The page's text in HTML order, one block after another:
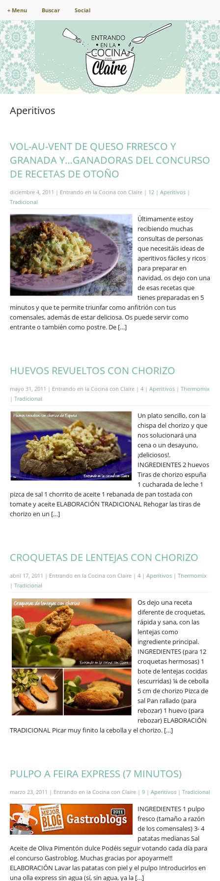
+ Menu Buscar Social
Aperitivos
VOL-AU-VENT DE QUESO FRRESCO Y
GRANADA Y…GANADORAS DEL CONCURSO
DE RECETAS DE OTOÑO
diciembre 4, 2011 | Entrando en la Cocina con Claire | 12 | Aperitivos |
Tradicional
Últimamente estoy
recibiendo muchas
consultas de personas
que necesitáis ideas de
aperitivos fáciles y ricos
para preparar en
navidad, os dejo con una
de esas recetas que
tienes preparadas en 5
minutos y que te permite triunfar como anfitrión con tus
comensales, además de estar deliciosa. Os puede servir como
entrante o también como postre. De […]
HUEVOS REVUELTOS CON CHORIZO
mayo 31, 2011 | Entrando en la Cocina con Claire | 4 | Aperitivos | Thermomix
| Tradicional
Un plato sencillo, con la
chispa del chorizo y que
nos solucionará una
cena o un desayuno,
¡deliciosos!.
INGREDIENTES 2 huevos
Tiras de chorizo espuña
1 cucharada de leche 1
pizca de sal 1 chorrito de aceite 1 rebanada de pan tostada con
tomate y aceite ELABORACIÓN TRADICIONAL Rehogar las tiras de
chorizo en un […]
CROQUETAS DE LENTEJAS CON CHORIZO
abril 17, 2011 | Entrando en la Cocina con Claire | 4 | Aperitivos | Thermomix
| Tradicional
Os dejo una receta
diferente de croquetas,
rápida y sana, con las
lentejas como
ingrediente principal.
INGREDIENTES (para 12
croquetas hermosas) 1
bote de lentejas cocidas
(escurridas) ¼ de cebolla
5 cm de chorizo Pizca de
sal Pan rallado (para
rebozar) 1 huevo (para
rebozar) ELABORACIÓN
TRADICIONAL Picar muy finito la cebolla y el chorizo. […]
PULPO A FEIRA EXPRESS (7 MINUTOS)
marzo 23, 2011 | Entrando en la Cocina con Claire | 9 | Aperitivos | Tradicional
INGREDIENTES 1 pulpo
fresco (tamaño a razón
de los comensales) 3- 4
patatas medianas Sal
Aceite de Oliva Pimentón dulce Podéis seguir votando cada día para
el concurso Gastroblog. Muchas gracias por apoyarme!!!
ELABORACIÓN Lavar las patatas con piel y el pulpo Introducirlos en
una olla express sin agua (sí, sin agua, ya la […]